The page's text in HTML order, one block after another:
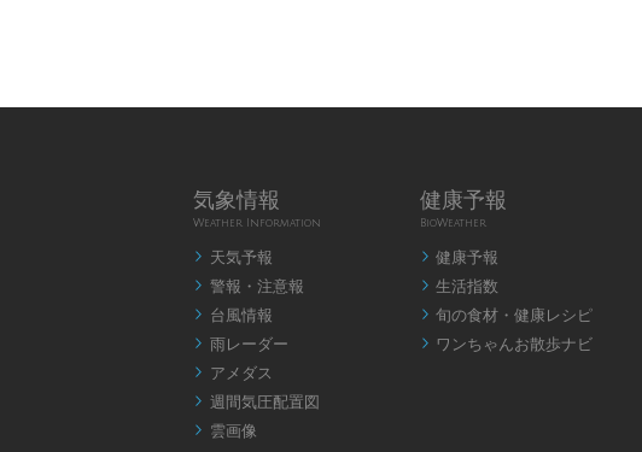
気象情報
Weather Information
 天気予報
 警報・注意報
 台風情報
 雨レーダー
 アメダス
 週間気圧配置図
 雲画像
健康予報
BioWeather
 健康予報
 生活指数
 旬の食材・健康レシピ
 ワンちゃんお散歩ナビ